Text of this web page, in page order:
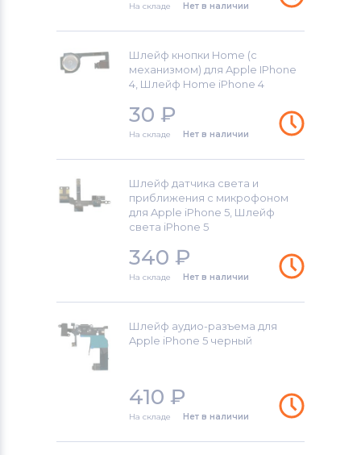
На складе Нет в наличии
Шлейф кнопки Home (с
механизмом) для Apple IPhone
4, Шлейф Home iPhone 4
30 ₽
На складе Нет в наличии
Шлейф датчика света и
приближения с микрофоном
для Apple iPhone 5, Шлейф
света iPhone 5
340 ₽
На складе Нет в наличии
Шлейф аудио-разъема для
Apple iPhone 5 черный
410 ₽
На складе Нет в наличии